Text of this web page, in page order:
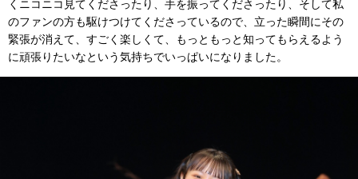
くニコニコ見てくださったり、手を振ってくださったり、そして私
のファンの方も駆けつけてくださっているので、立った瞬間にその
緊張が消えて、すごく楽しくて、もっともっと知ってもらえるよう
に頑張りたいなという気持ちでいっぱいになりました。